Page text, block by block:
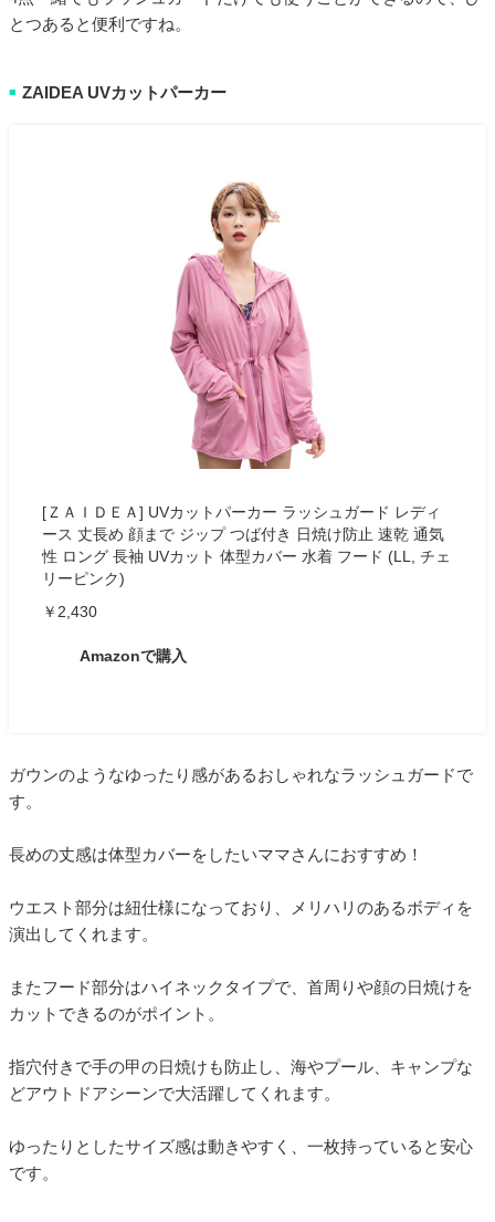
とつあると便利ですね。
■ ZAIDEA UVカットパーカー
[ＺＡＩＤＥＡ] UVカットパーカー ラッシュガード レディ
ース 丈長め 顔まで ジップ つば付き 日焼け防止 速乾 通気
性 ロング 長袖 UVカット 体型カバー 水着 フード (LL, チェ
リーピンク)
￥2,430
Amazonで購入
ガウンのようなゆったり感があるおしゃれなラッシュガードで
す。
長めの丈感は体型カバーをしたいママさんにおすすめ！
ウエスト部分は紐仕様になっており、メリハリのあるボディを
演出してくれます。
またフード部分はハイネックタイプで、首周りや顔の日焼けを
カットできるのがポイント。
指穴付きで手の甲の日焼けも防止し、海やプール、キャンプな
どアウトドアシーンで大活躍してくれます。
ゆったりとしたサイズ感は動きやすく、一枚持っていると安心
です。